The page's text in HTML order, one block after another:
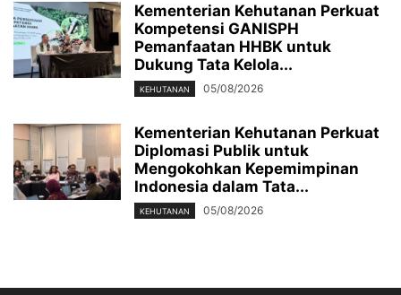
Kementerian Kehutanan Perkuat
Kompetensi GANISPH
Pemanfaatan HHBK untuk
Dukung Tata Kelola...
KEHUTANAN 05/08/2026
Kementerian Kehutanan Perkuat
Diplomasi Publik untuk
Mengokohkan Kepemimpinan
Indonesia dalam Tata...
KEHUTANAN 05/08/2026